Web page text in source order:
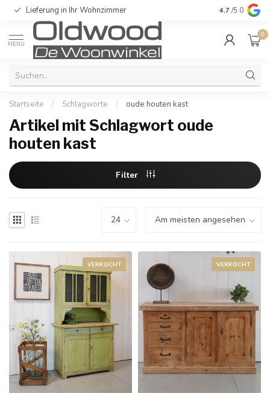
Lieferung in Ihr Wohnzimmer Qualität und
4.7 /5.0
MENU
0
Startseite / Schlagworte / oude houten kast
Artikel mit Schlagwort oude
houten kast
Filter
VERKOCHT VERKOCHT